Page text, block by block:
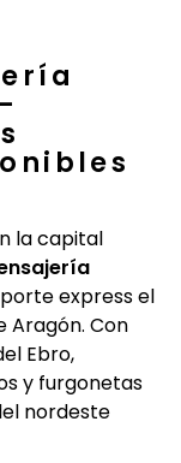
la capital
express el
Aragón. Con
Ebro,
y furgonetas
nordeste